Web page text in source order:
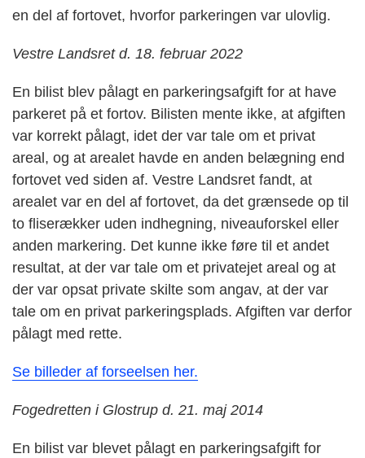
en del af fortovet, hvorfor parkeringen var ulovlig.
Vestre Landsret d. 18. februar 2022
En bilist blev pålagt en parkeringsafgift for at have
parkeret på et fortov. Bilisten mente ikke, at afgiften
var korrekt pålagt, idet der var tale om et privat
areal, og at arealet havde en anden belægning end
fortovet ved siden af. Vestre Landsret fandt, at
arealet var en del af fortovet, da det grænsede op til
to fliserækker uden indhegning, niveauforskel eller
anden markering. Det kunne ikke føre til et andet
resultat, at der var tale om et privatejet areal og at
der var opsat private skilte som angav, at der var
tale om en privat parkeringsplads. Afgiften var derfor
pålagt med rette.
Se billeder af forseelsen her.
Fogedretten i Glostrup d. 21. maj 2014
En bilist var blevet pålagt en parkeringsafgift for